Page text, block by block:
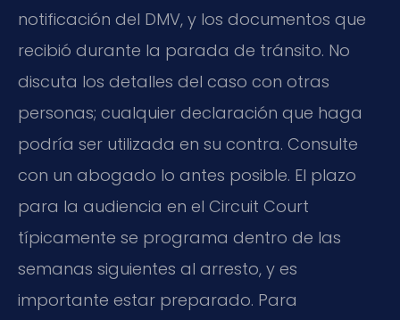
notificación del DMV, y los documentos que
recibió durante la parada de tránsito. No
discuta los detalles del caso con otras
personas; cualquier declaración que haga
podría ser utilizada en su contra. Consulte
con un abogado lo antes posible. El plazo
para la audiencia en el Circuit Court
típicamente se programa dentro de las
semanas siguientes al arresto, y es
importante estar preparado. Para